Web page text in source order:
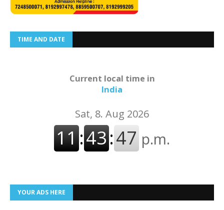
TIME AND DATE
Current local time in
India
YOUR ADS HERE